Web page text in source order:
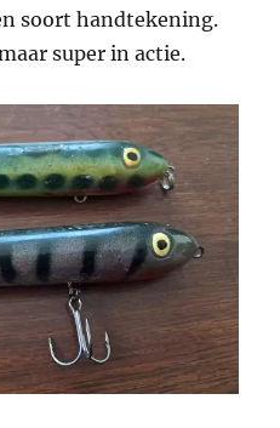
soort handtekening.
super in actie.